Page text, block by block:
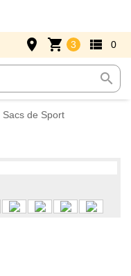
search
place shopping_cart 3 view_list 0
Sacs de Sport